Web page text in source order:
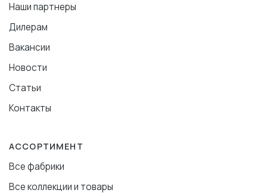
Наши партнеры
Дилерам
Вакансии
Новости
Статьи
Контакты
АССОРТИМЕНТ
Все фабрики
Все коллекции и товары